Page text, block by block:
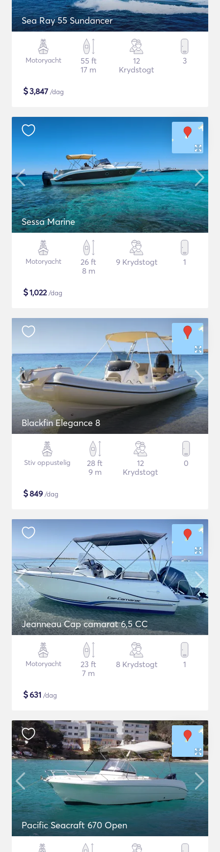
Sea Ray 55 Sundancer
Motoryacht
55 ft
17 m
12
Krydstogt
3
$3,847 /dag
Sessa Marine
Motoryacht
26 ft
8 m
9 Krydstogt 1
$1,022/dag
Blackfin Elegance 8
Stiv oppustelig
28 ft
9 m
12
Krydstogt
0
$849 /dag
Jeanneau Cap camarat 6,5 CC
Motoryacht
23 ft
7 m
8 Krydstogt 1
$631 /dag
Pacific Seacraft 670 Open